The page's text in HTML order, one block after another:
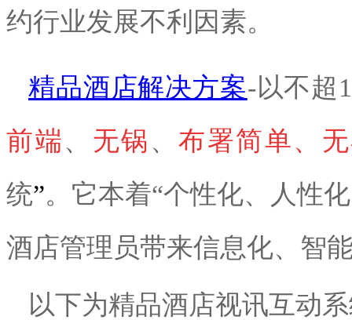
约行业发展不利因素。
精品酒店解决方案-以不超
前端、 无锅 、 布署简单、
统”。它本着“个性化、人性
酒店管理员带来信息化、智
以下为精品酒店视讯互动